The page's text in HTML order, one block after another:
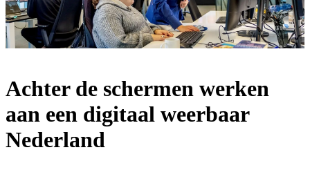
Achter de schermen werken
aan een digitaal weerbaar
Nederland